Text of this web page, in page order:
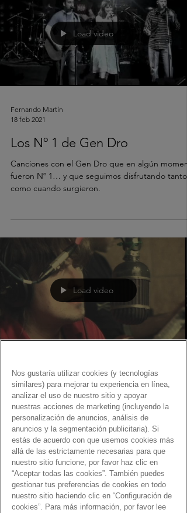
Load video
Fernando Martín
18 feb 2021
Los Nº 1 de Gen Dro
Canciones con el Gen Dro que en algún
fueron Nº 1… y que seguimos disfrutando tanto
como cuando surgieron.
Load video
23 ene 2021
Gen Dro, producido por…
Canciones con Gen Dro como homenaje a los
productores musicales que hicieron grande la
música
Nos gustaría utilizar cookies (y tecnologías
similares) para mejorar tu experiencia en línea,
analizar el uso de nuestro sitio y apoyar
nuestras acciones de marketing (incluyendo la
personalización de anuncios, análisis de
anuncios y la segmentación publicitaria). Si
estás de acuerdo con que usemos cookies más
allá de las estrictamente necesarias para que
nuestro sitio funcione, por favor haz clic en
“Aceptar todas las cookies”. También puedes
gestionar tus preferencias de cookies en todo
nuestro sitio haciendo clic en “Configuración de
cookies”. Para más información, por favor lee